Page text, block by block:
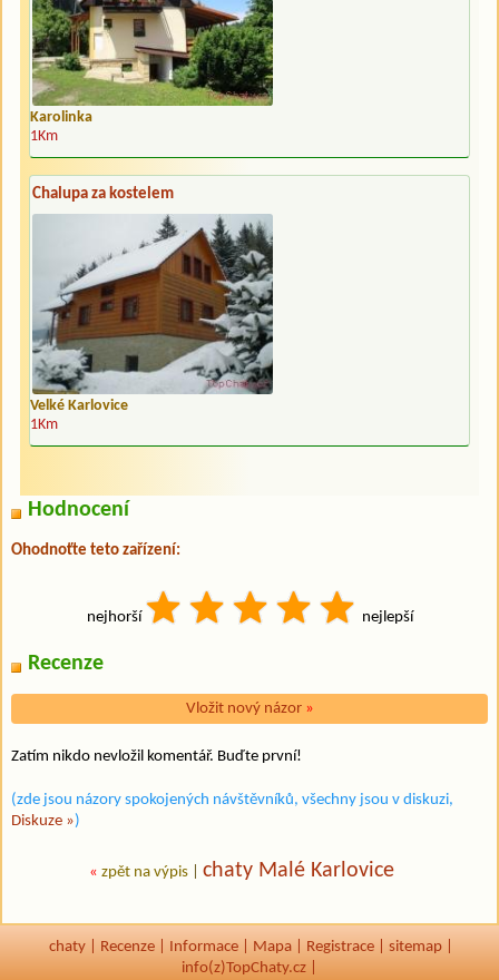
Karolinka
1Km
Chalupa za kostelem
Velké Karlovice
1Km
Hodnocení
Ohodnoťte teto zařízení:
nejhorší nejlepší
Recenze
Vložit nový názor »
Zatím nikdo nevložil komentář. Buďte první!
(zde jsou názory spokojených návštěvníků, všechny jsou v diskuzi,
Diskuze »)
« zpět na výpis chaty Malé Karlovice
chaty Recenze Informace Mapa Registrace sitemap
info(z)TopChaty.cz |